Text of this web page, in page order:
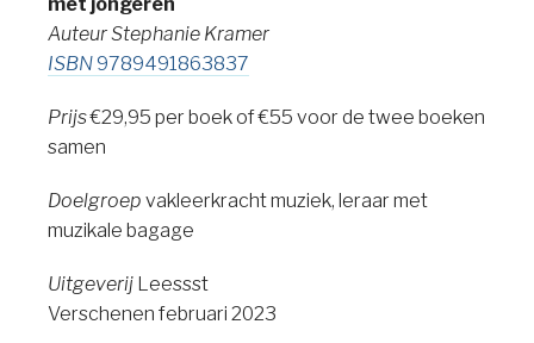
Auteur Stephanie Kramer
ISBN9789491863837
Prijs€29,95 per boek of €55 voor de twee boeken
samen
Doelgroep vakleerkracht muziek, leraar met
muzikale bagage
Uitgeverij Leessst
Verschenen februari 2023